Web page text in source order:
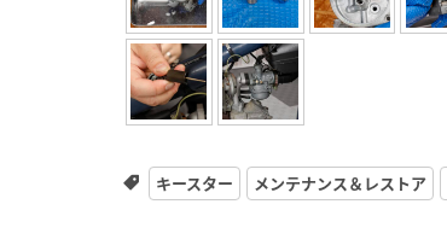
キースター メンテナンス＆レストア